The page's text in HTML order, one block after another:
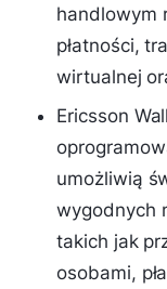
handlowym
płatności,
wirtualnej
Ericsson
umożliwią
wygodnych
takich jak
osobami,